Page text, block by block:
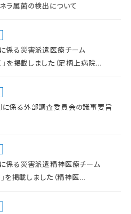
ラ属菌の検出について
係る災害派遣医療チーム
を掲載しました（足柄上病院...
係る外部調査委員会の議事要旨
係る災害派遣精神医療チーム
を掲載しました（精神医...